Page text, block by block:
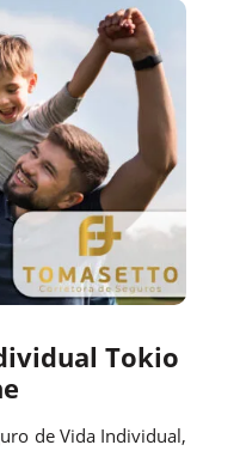
Tokio
de Vida Individual,